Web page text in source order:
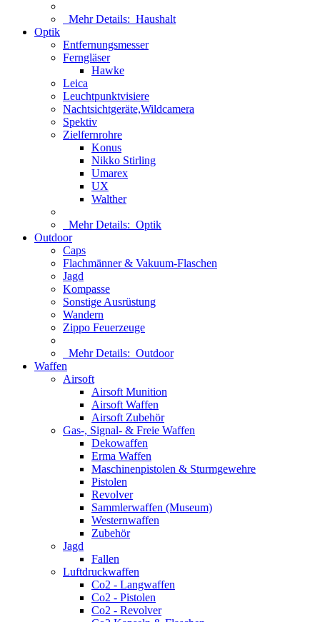
Mehr Details: Haushalt
Optik
Entfernungsmesser
Ferngläser
Hawke
Leica
Leuchtpunktvisiere
Nachtsichtgeräte,Wildcamera
Spektiv
Zielfernrohre
Konus
Nikko Stirling
Umarex
UX
Walther
Mehr Details: Optik
Outdoor
Caps
Flachmänner & Vakuum-Flaschen
Jagd
Kompasse
Sonstige Ausrüstung
Wandern
Zippo Feuerzeuge
Mehr Details: Outdoor
Waffen
Airsoft
Airsoft Munition
Airsoft Waffen
Airsoft Zubehör
Gas-, Signal- & Freie Waffen
Dekowaffen
Erma Waffen
Maschinenpistolen & Sturmgewehre
Pistolen
Revolver
Sammlerwaffen (Museum)
Westernwaffen
Zubehör
Jagd
Fallen
Luftdruckwaffen
Co2 - Langwaffen
Co2 - Pistolen
Co2 - Revolver